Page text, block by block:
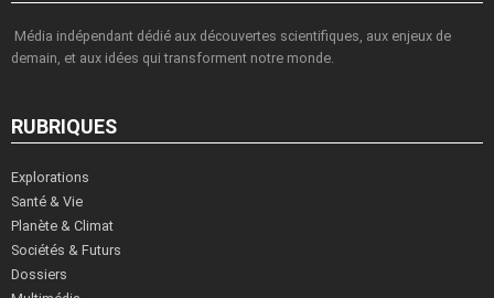
Média indépendant dédié aux découvertes scientifiques, aux enjeux de
demain, et aux idées qui transforment notre monde.
RUBRIQUES
Explorations
Santé & Vie
Planète & Climat
Sociétés & Futurs
Dossiers